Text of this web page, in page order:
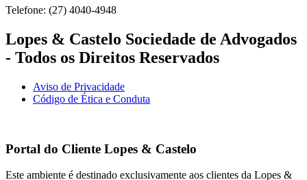
Telefone: (27) 4040-4948
Lopes & Castelo Sociedade de Advogados
- Todos os Direitos Reservados
Aviso de Privacidade
Código de Ética e Conduta
Portal do Cliente Lopes & Castelo
Este ambiente é destinado exclusivamente aos clientes da Lopes &